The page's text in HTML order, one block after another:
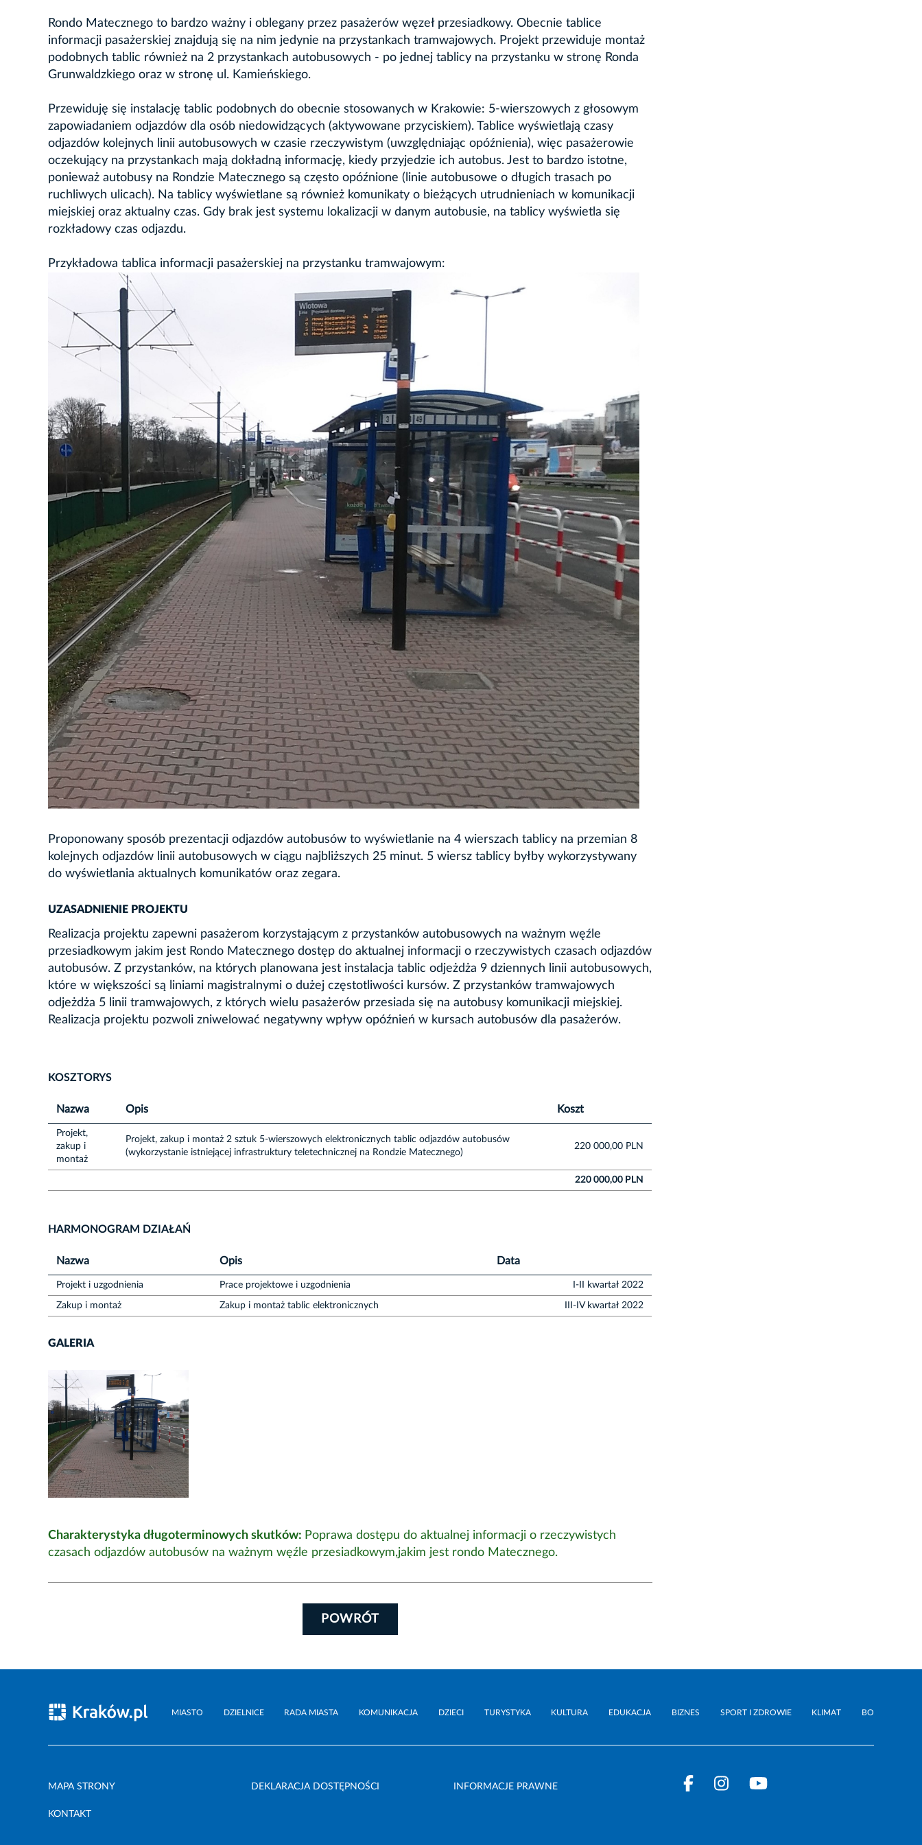
Rondo Matecznego to bardzo ważny i oblegany przez pasażerów węzeł przesiadkowy. Obecnie tablice
informacji pasażerskiej znajdują się na nim jedynie na przystankach tramwajowych. Projekt przewiduje montaż
podobnych tablic również na 2 przystankach autobusowych - po jednej tablicy na przystanku w stronę Ronda
Grunwaldzkiego oraz w stronę ul. Kamieńskiego.
Przewiduję się instalację tablic podobnych do obecnie stosowanych w Krakowie: 5-wierszowych z głosowym
zapowiadaniem odjazdów dla osób niedowidzących (aktywowane przyciskiem). Tablice wyświetlają czasy
odjazdów kolejnych linii autobusowych w czasie rzeczywistym (uwzględniając opóźnienia), więc pasażerowie
oczekujący na przystankach mają dokładną informację, kiedy przyjedzie ich autobus. Jest to bardzo istotne,
ponieważ autobusy na Rondzie Matecznego są często opóźnione (linie autobusowe o długich trasach po
ruchliwych ulicach). Na tablicy wyświetlane są również komunikaty o bieżących utrudnieniach w komunikacji
miejskiej oraz aktualny czas. Gdy brak jest systemu lokalizacji w danym autobusie, na tablicy wyświetla się
rozkładowy czas odjazdu.
Przykładowa tablica informacji pasażerskiej na przystanku tramwajowym:
Proponowany sposób prezentacji odjazdów autobusów to wyświetlanie na 4 wierszach tablicy na przemian 8
kolejnych odjazdów linii autobusowych w ciągu najbliższych 25 minut. 5 wiersz tablicy byłby wykorzystywany
do wyświetlania aktualnych komunikatów oraz zegara.
UZASADNIENIE PROJEKTU
Realizacja projektu zapewni pasażerom korzystającym z przystanków autobusowych na ważnym węźle
przesiadkowym jakim jest Rondo Matecznego dostęp do aktualnej informacji o rzeczywistych czasach odjazdów
autobusów. Z przystanków, na których planowana jest instalacja tablic odjeżdża 9 dziennych linii autobusowych,
które w większości są liniami magistralnymi o dużej częstotliwości kursów. Z przystanków tramwajowych
odjeżdża 5 linii tramwajowych, z których wielu pasażerów przesiada się na autobusy komunikacji miejskiej.
Realizacja projektu pozwoli zniwelować negatywny wpływ opóźnień w kursach autobusów dla pasażerów.
KOSZTORYS
Nazwa Opis Koszt
Projekt,
zakup i
montaż
Projekt, zakup i montaż 2 sztuk 5-wierszowych elektronicznych tablic odjazdów autobusów
(wykorzystanie istniejącej infrastruktury teletechnicznej na Rondzie Matecznego)
220 000,00 PLN
220 000,00 PLN
HARMONOGRAM DZIAŁAŃ
Nazwa Opis Data
Projekt i uzgodnienia Prace projektowe i uzgodnienia I-II kwartał 2022
Zakup i montaż Zakup i montaż tablic elektronicznych III-IV kwartał 2022
GALERIA
Charakterystyka długoterminowych skutków: Poprawa dostępu do aktualnej informacji o rzeczywistych
czasach odjazdów autobusów na ważnym węźle przesiadkowym,jakim jest rondo Matecznego.
POWRÓT
MIASTO DZIELNICE RADA MIASTA KOMUNIKACJA DZIECI TURYSTYKA KULTURA EDUKACJA BIZNES SPORT I ZDROWIE KLIMAT BO
MAPA STRONY DEKLARACJA DOSTĘPNOŚCI INFORMACJE PRAWNE
KONTAKT